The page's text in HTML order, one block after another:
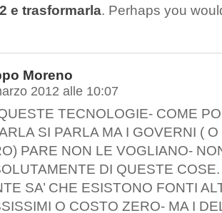
e trasformarla. Perhaps you
Moreno
2012 alle 10:07
TECNOLOGIE- COME
SI PARLA MA I GOVERNI (
PARE NON LE VOGLIANO-
DI QUESTE
SA’ CHE ESISTONO FONTI
O COSTO ZERO- MA I